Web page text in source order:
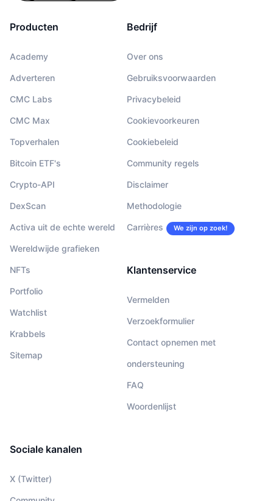
Producten
Academy
Adverteren
CMC Labs
CMC Max
Topverhalen
Bitcoin ETF's
Crypto-API
DexScan
Activa uit de echte wereld
Wereldwijde grafieken
NFTs
Portfolio
Watchlist
Krabbels
Sitemap
Bedrijf
Over ons
Gebruiksvoorwaarden
Privacybeleid
Cookievoorkeuren
Cookiebeleid
Community regels
Disclaimer
Methodologie
Carrières We zijn op zoek!
Klantenservice
Vermelden
Verzoekformulier
Contact opnemen met
ondersteuning
FAQ
Woordenlijst
Sociale kanalen
X (Twitter)